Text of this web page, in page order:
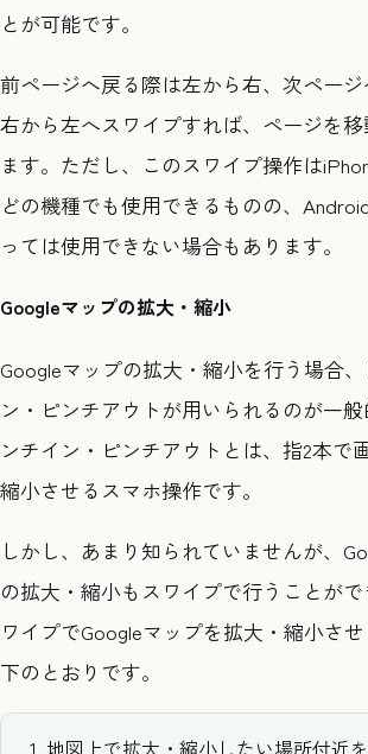
とが可能です。
前ページへ戻る際は左から右、次ペー
右から左へスワイプすれば、ページを
ます。ただし、このスワイプ操作は
どの機種でも使用できるものの、
っては使用できない場合もあります。
Googleマップの拡大・縮小
Googleマップの拡大・縮小を行う場合
ン・ピンチアウトが用いられるのが一
ンチイン・ピンチアウトとは、指2本で
縮小させるスマホ操作です。
しかし、あまり知られていませんが、
の拡大・縮小もスワイプで行うことが
ワイプでGoogleマップを拡大・縮小さ
下のとおりです。
地図上で拡大・縮小したい場所付近